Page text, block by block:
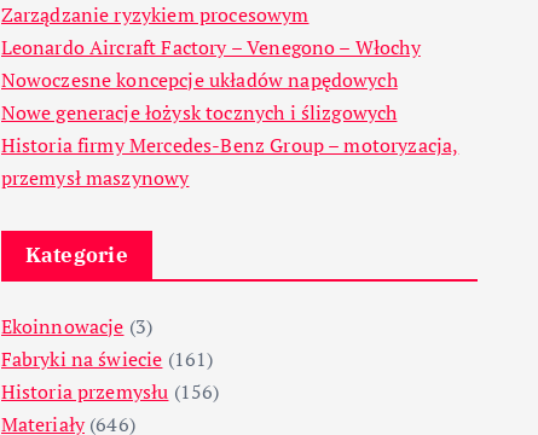
Zarządzanie ryzykiem procesowym
Leonardo Aircraft Factory – Venegono – Włochy
Nowoczesne koncepcje układów napędowych
Nowe generacje łożysk tocznych i ślizgowych
Historia firmy Mercedes-Benz Group – motoryzacja,
przemysł maszynowy
Kategorie
Ekoinnowacje (3)
Fabryki na świecie (161)
Historia przemysłu (156)
Materiały(646)